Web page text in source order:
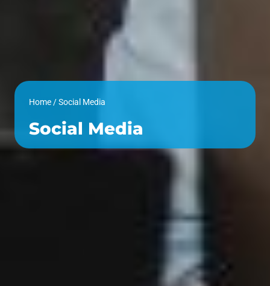
Home /Social Media
Social Media